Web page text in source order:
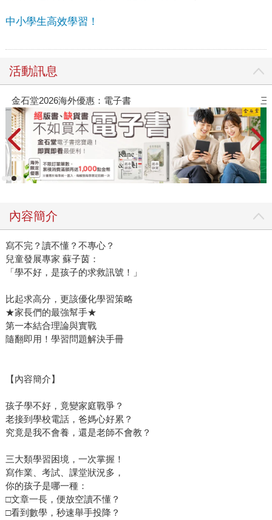
中小學生高效學習！
活動訊息
金石堂2026海外優惠：電子書 三
內容簡介
寫不完？讀不懂？不專心？
兒童發展專家 蘇子茵：
「學不好，是孩子的求救訊號！」
比起求高分，更該優化學習策略
★家長們的最強幫手★
第一本結合理論與實戰
隨翻即用！學習問題解決手冊
【內容簡介】
孩子學不好，竟變家庭戰爭？
老接到學校電話，爸媽心好累？
究竟是我不會養，還是老師不會教？
三大類學習困境，一次掌握！
寫作業、考試、課堂狀況多，
你的孩子是哪一種：
□文章一長，便放空讀不懂？
□看到數學，秒速舉手投降？